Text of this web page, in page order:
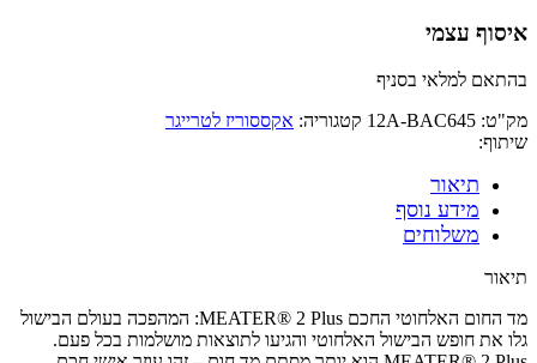
איסוף עצמי
בהתאם למלאי בסניף
מק"ט: 12A-BAC645 קטגוריה: אקססוריז לטרייגר
שיתוף:
תיאור
מידע נוסף
משלוחים
תיאור
מד החום האלחוטי החכם MEATER® 2 Plus: המהפכה בעולם הבישול
גלו את חופש הבישול האלחוטי והגיעו לתוצאות מושלמות בכל פעם.